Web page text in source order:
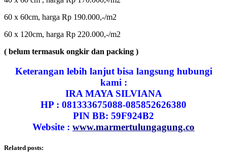
60 x 60cm, harga Rp 190.000,-/m2
60 x 120cm, harga Rp 220.000,-/m2
( belum termasuk ongkir dan packing )
Keterangan lebih lanjut bisa langsung hubungi
kami :
IRA MAYA SILVIANA
HP : 081333675088-085852626380
PIN BB: 59F924B2
Website : www.marmertulungagung.co
Related posts: